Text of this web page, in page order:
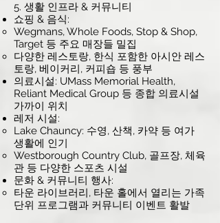
5. 생활 인프라 & 커뮤니티
쇼핑 & 음식:
Wegmans, Whole Foods, Stop & Shop,
Target 등 주요 매장들 밀집
다양한 레스토랑, 한식 포함한 아시안 레스
토랑, 베이커리, 커피숍 등 풍부
의료시설: UMass Memorial Health,
Reliant Medical Group 등 종합 의료시설
가까이 위치
레저 시설:
Lake Chauncy: 수영, 산책, 카약 등 여가
생활에 인기
Westborough Country Club, 골프장, 체육
관 등 다양한 스포츠 시설
문화 & 커뮤니티 행사:
타운 라이브러리, 타운 홀에서 열리는 가족
단위 프로그램과 커뮤니티 이벤트 활발